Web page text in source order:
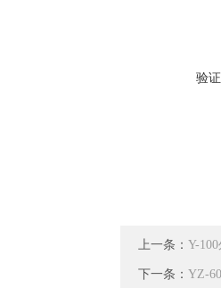
验
上一条： Y-
下一条： YZ-